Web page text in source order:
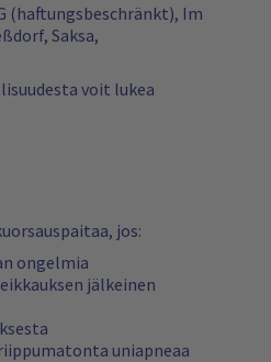
(haftungsbeschränkt), Im
Saksa,
voit lukea
jos:
ongelmia
jälkeinen
uniapneaa